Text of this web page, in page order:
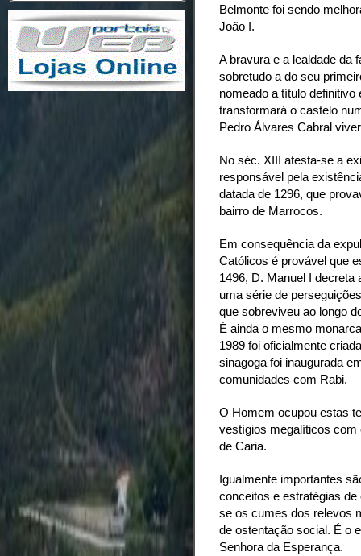
Belmonte foi sendo
João I.
A bravura e a lealdade da
sobretudo a do seu
nomeado a título definitivo
transformará o castelo
Pedro Álvares Cabral
No séc. XIII atesta-se a
responsável pela
datada de 1296, que
bairro de Marrocos.
Em consequência da
Católicos é provável que
1496, D. Manuel I
uma série de
que sobreviveu ao longo
É ainda o mesmo
1989 foi oficialmente
sinagoga foi inaugurada
comunidades com Rabi.
O Homem ocupou estas
vestígios megalíticos com
de Caria.
Igualmente importantes
conceitos e estratégias
se os cumes dos relevos
de ostentação social. É o
Senhora da Esperança.